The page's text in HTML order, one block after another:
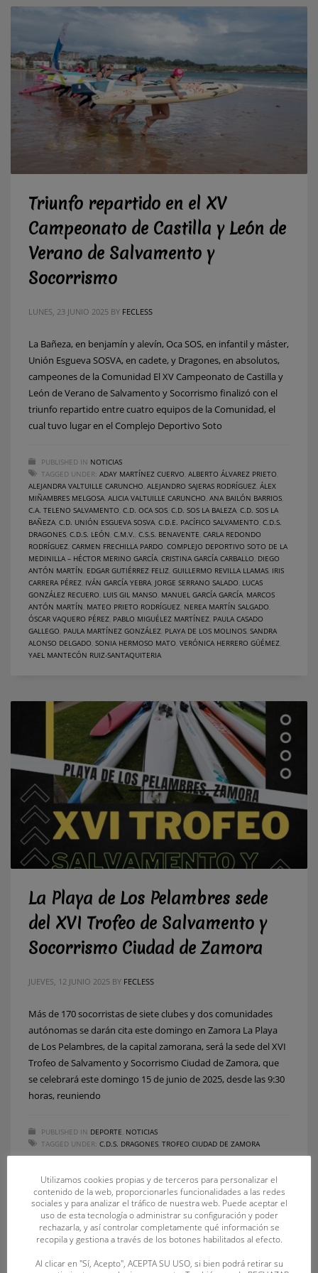
Triunfo repartido en el XV
Campeonato de Castilla y León de
Verano de Salvamento y
Socorrismo
LUNES, 23 JUNIO 2025 BY FECLESS
La Bañeza, en benjamín y alevín, Oca SOS, en infantil y máster,
Unión Esgueva SOSVA, en cadete, y Dragones, en absolutos,
campeones de la Comunidad El XV Campeonato de Castilla y
León de Verano de Salvamento y Socorrismo finalizó con el
triunfo repartido entre cuatro equipos de la Comunidad, el
cual tuvo lugar en el Complejo Deportivo Soto
PUBLISHED IN NOTICIAS
TAGGED UNDER: ADAY MARTÍNEZ CUERVO ALBERTO ÁLVAREZ PRIETO
ALEJANDRA VALTUILLE CARUNCHO ALEJANDRO SAJERAS RODRÍGUEZ ÁLEX
MIÑAMBRES MELGOSA ALICIA VALTUILLE CARUNCHO ANA BAILÓN BARRIOS
C.A. TELENO SALVAMENTO C.D. OCA SOS C.D. SOS LA BALEZA C.D. SOS LA
BAÑEZA C.D. UNIÓN ESGUEVA SOSVA C.D.E. PACÍFICO SALVAMENTO C.D.S.
DRAGONES C.D.S. LEÓN C.M.V. C.S.S. BENAVENTE CARLA REDONDO
RODRÍGUEZ CARMEN FRECHILLA PARDO COMPLEJO DEPORTIVO SOTO DE LA
MEDINILLA – HÉCTOR MERINO GARCÍA CRISTINA GARCÍA CARBALLO DIEGO
ANTÓN MARTÍN EDGAR GUTIÉRREZ FELIZ GUILLERMO REVILLA LLAMAS IRIS
CARRERA PÉREZ IVÁN GARCÍA YEBRA JORGE SERRANO SALADO LUCAS
GONZÁLEZ RECUERO LUIS GIL MANSO MANUEL GARCÍA GARCÍA MARCOS
ANTÓN MARTÍN MATEO PRIETO RODRÍGUEZ NEREA MARTÍN SALGADO
ÓSCAR VAQUERO PÉREZ PABLO MIGUÉLEZ MARTÍNEZ PAULA CASADO
GALLEGO PAULA MARTÍNEZ GONZÁLEZ PLAYA DE LOS MOLINOS SANDRA
ALONSO DELGADO SONIA HERMOSO MATO VERÓNICA HERRERO GÜÉMEZ
YAEL MANTECÓN RUIZ-SANTAQUITERIA
La Playa de Los Pelambres sede
del XVI Trofeo de Salvamento y
Socorrismo Ciudad de Zamora
JUEVES, 12 JUNIO 2025 BY FECLESS
Más de 170 socorristas de siete clubes y dos comunidades
autónomas se darán cita este domingo en Zamora La Playa
de Los Pelambres, de la capital zamorana, será la sede del XVI
Trofeo de Salvamento y Socorrismo Ciudad de Zamora, que
se celebrará este domingo 15 de junio de 2025, desde las 9:30
horas, reuniendo
PUBLISHED IN DEPORTE NOTICIAS
TAGGED UNDER: C.D.S. DRAGONES TROFEO CIUDAD DE ZAMORA
Utilizamos cookies propias y de terceros para personalizar el
contenido de la web, proporcionarles funcionalidades a las redes
sociales y para analizar el tráfico de nuestra web. Puede aceptar el
uso de esta tecnología o administrar su configuración y poder
rechazarla, y así controlar completamente qué información se
recopila y gestiona a través de los botones habilitados al efecto.
Al clicar en "Sí, Acepto", ACEPTA SU USO, si bien podrá retirar su